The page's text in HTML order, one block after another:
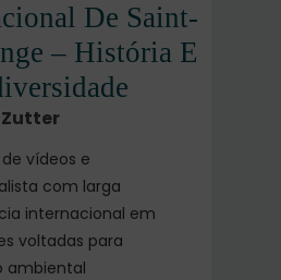
De Saint-
– História E
vídeos e
com larga
internacional em
voltadas para
ambiental